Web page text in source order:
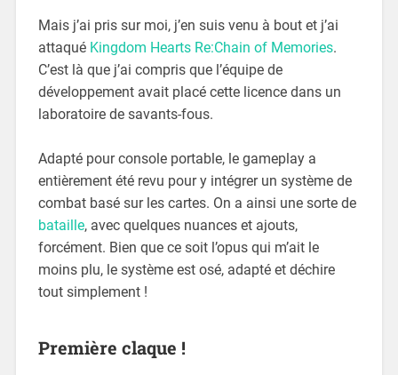
Mais j’ai pris sur moi, j’en suis venu à bout et j’ai
attaqué Kingdom Hearts Re:Chain of Memories.
C’est là que j’ai compris que l’équipe de
développement avait placé cette licence dans un
laboratoire de savants-fous.
Adapté pour console portable, le gameplay a
entièrement été revu pour y intégrer un système de
combat basé sur les cartes. On a ainsi une sorte de
bataille, avec quelques nuances et ajouts,
forcément. Bien que ce soit l’opus qui m’ait le
moins plu, le système est osé, adapté et déchire
tout simplement !
Première claque !